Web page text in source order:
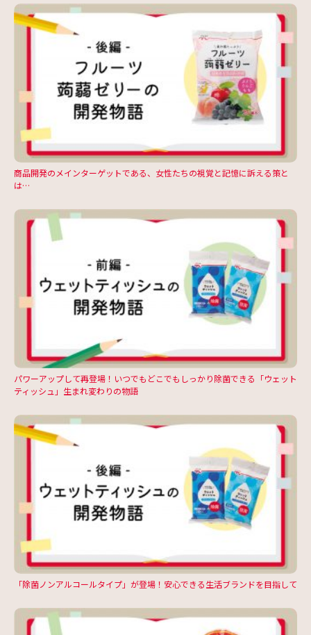
商品開発のメインターゲットである、女性たちの視覚と記憶に訴える策と
は…
パワーアップして再登場！いつでもどこでもしっかり除菌できる「ウェット
ティッシュ」生まれ変わりの物語
「除菌ノンアルコールタイプ」が登場！安心できる生活ブランドを目指して